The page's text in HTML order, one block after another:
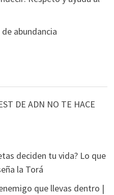
abundancia
DE ADN NO TE HACE
deciden tu vida? Lo que
la Torá
que llevas dentro |